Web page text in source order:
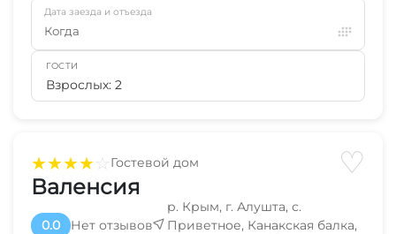
★★★★☆Гостевой дом ♡
Валенсия
0.0 Нет отзывов
р. Крым, г. Алушта, с.
Приветное, Канакская балка,
Дата заезда и отъезда
Когда
ГОСТИ
Взрослых: 2